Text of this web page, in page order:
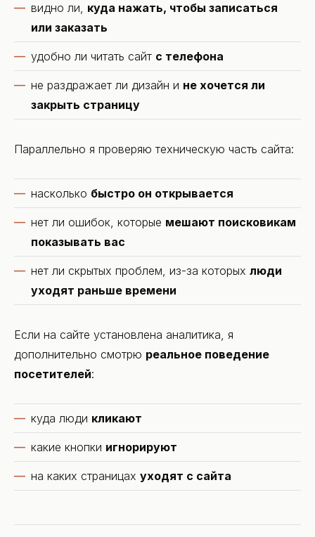
видно ли, куда нажать, чтобы записаться
или заказать
удобно ли читать сайт с телефона
не раздражает ли дизайн и не хочется ли
закрыть страницу
Параллельно я проверяю техническую часть сайта:
насколько быстро он открывается
нет ли ошибок, которые мешают поисковикам
показывать вас
нет ли скрытых проблем, из-за которых люди
уходят раньше времени
Если на сайте установлена аналитика, я
дополнительно смотрю реальное поведение
посетителей:
куда люди кликают
какие кнопки игнорируют
на каких страницах уходят с сайта